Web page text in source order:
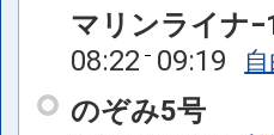
マリンライナ
08:22 09:19
のぞみ5号